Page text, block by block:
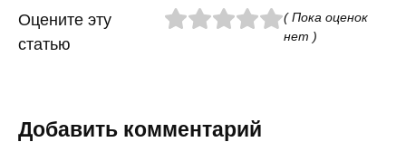
Оцените эту
статью
( Пока оценок
нет )
Добавить комментарий